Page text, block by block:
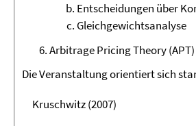
Entscheidungen über
Gleichgewichtsanalyse
Arbitrage Pricing Theory (APT)
Die Veranstaltung orientiert sich
Kruschwitz (2007)